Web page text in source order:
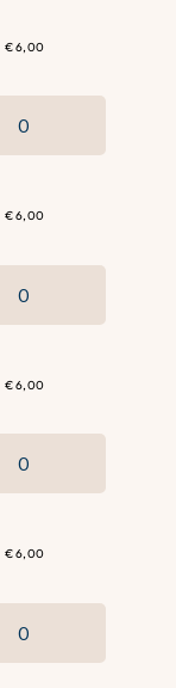
€ 6,00
€ 6,00
€ 6,00
€ 6,00